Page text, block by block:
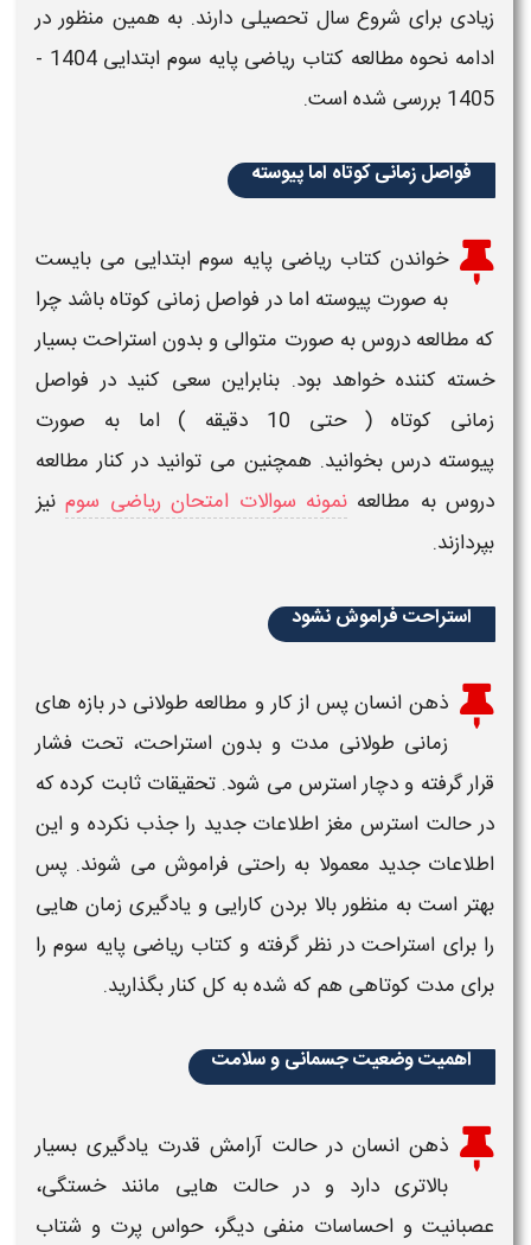
زیادی برای شروع سال تحصیلی دارند. به همین منظور در
ادامه نحوه مطالعه کتاب ریاضی پایه سوم ابتدایی
1404 -
1405 بررسی شده است.
فواصل زمانی کوتاه اما پیوسته
خواندنکتاب ریاضی ​پایه سوم ابتدایی می بایست
به صورت پیوسته اما در فواصل زمانی کوتاه باشد چرا
که مطالعه دروسبه صورت متوالی و بدون استراحت بسیار
خسته کننده خواهد بود. بنابراین سعی کنید در فواصل
زمانی کوتاه ( حتی 10 دقیقه ) اما به صورت
پیوسته درس بخوانید. همچنین می توانید در کنار مطالعه
دروس به مطالعهنمونه سوالات امتحان ریاضی سومنیز
بپردازند.
استراحت فراموش نشود
ذهن انسان پس از کار و مطالعه طولانی در بازه های
زمانی طولانی مدت و بدون استراحت، تحت فشار
قرار گرفته و دچار استرس می شود. تحقیقات ثابت کرده که
در حالت استرس مغز اطلاعات جدید را جذب نکرده و این
اطلاعات جدید معمولا به راحتی فراموش می شوند. پس
بهتر است به منظور بالا بردن کارایی و یادگیری زمان هایی
را برای استراحت در نظر گرفته و کتاب ریاضی ​پایه سوم را
برای مدت کوتاهی هم که شده به کل کنار بگذارید.
اهمیت وضعیت جسمانی و سلامت
ذهن انسان در حالت آرامش قدرت یادگیری بسیار
بالاتری دارد و در حالت هایی مانند خستگی،
عصبانیت و احساسات منفی دیگر، حواس پرت و شتاب